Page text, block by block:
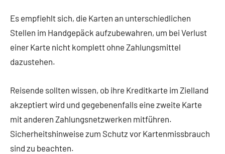
Es empfiehlt sich, die Karten an unterschiedlichen
Stellen im Handgepäck aufzubewahren, um bei Verlust
einer Karte nicht komplett ohne Zahlungsmittel
dazustehen.
Reisende sollten wissen, ob ihre Kreditkarte im Zielland
akzeptiert wird und gegebenenfalls eine zweite Karte
mit anderen Zahlungsnetzwerken mitführen.
Sicherheitshinweise zum Schutz vor Kartenmissbrauch
sind zu beachten.